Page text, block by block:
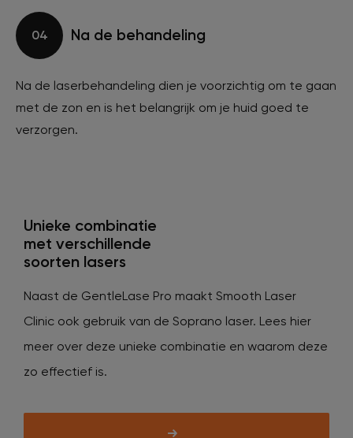
04 Na de behandeling
Na de laserbehandeling dien je voorzichtig om te gaan
met de zon en is het belangrijk om je huid goed te
verzorgen.
Unieke combinatie
met verschillende
soorten lasers
Naast de GentleLase Pro maakt Smooth Laser
Clinic ook gebruik van de Soprano laser. Lees hier
meer over deze unieke combinatie en waarom deze
zo effectief is.